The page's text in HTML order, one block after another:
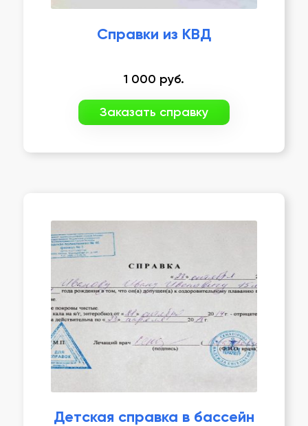
Справки из КВД
1 000 руб.
Заказать справку
Детская справка в бассейн